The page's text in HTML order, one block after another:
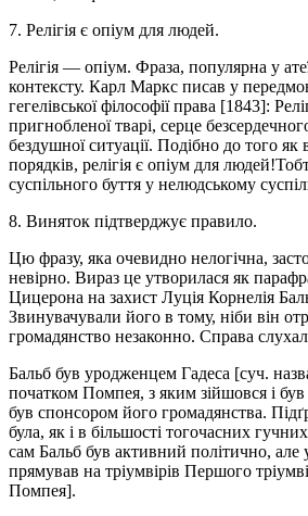
7. Релігія є опіум для людей.
Релігія — опіум. Фраза, популярна у
контексту. Карл Маркс писав у
гегелівської філософії права [1843]:
пригнобленої тварі, серце
бездушної ситуації. Подібно до того
порядків, релігія є опіум для
суспільного буття у нелюдському
8. Виняток підтверджує правило.
Цю фразу, яка очевидно нелогічна,
невірно. Вираз це утворилася як
Цицерона на захист Луція Корнелія
Звинувачували його в тому, ніби він
громадянство незаконно. Справа
Бальб був уродженцем Гадеса [суч.
початком Помпея, з яким зійшовся і
був спонсором його громадянства.
була, як і в більшості тогочасних
сам Бальб був активний політично, але
прямував на тріумвірів Першого
Помпея].